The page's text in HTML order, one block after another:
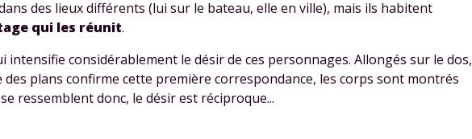
des lieux différents (lui sur le bateau, elle en ville), mais ils habitent
qui les réunit.
intensifie considérablement le désir de ces personnages. Allongés sur le dos,
plans confirme cette première correspondance, les corps sont montrés
ressemblent donc, le désir est réciproque...
présent dans chaque newsletter. Pour en savoir plus sur la gestion
personnelles et pour exercer vos droits, vous pouvez consulter